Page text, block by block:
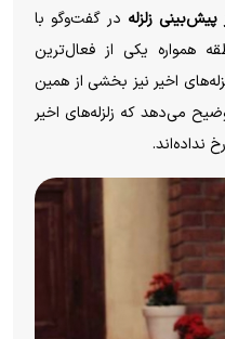
زلزله در گفت‌وگو با
همواره یکی از فعال‌ترین
اخیر نیز بخشی از همین
می‌دهد که زلزله‌های اخیر
نداده‌اند.